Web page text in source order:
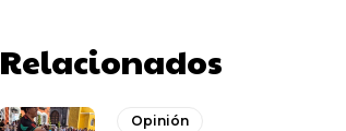
Relacionados
Opinión